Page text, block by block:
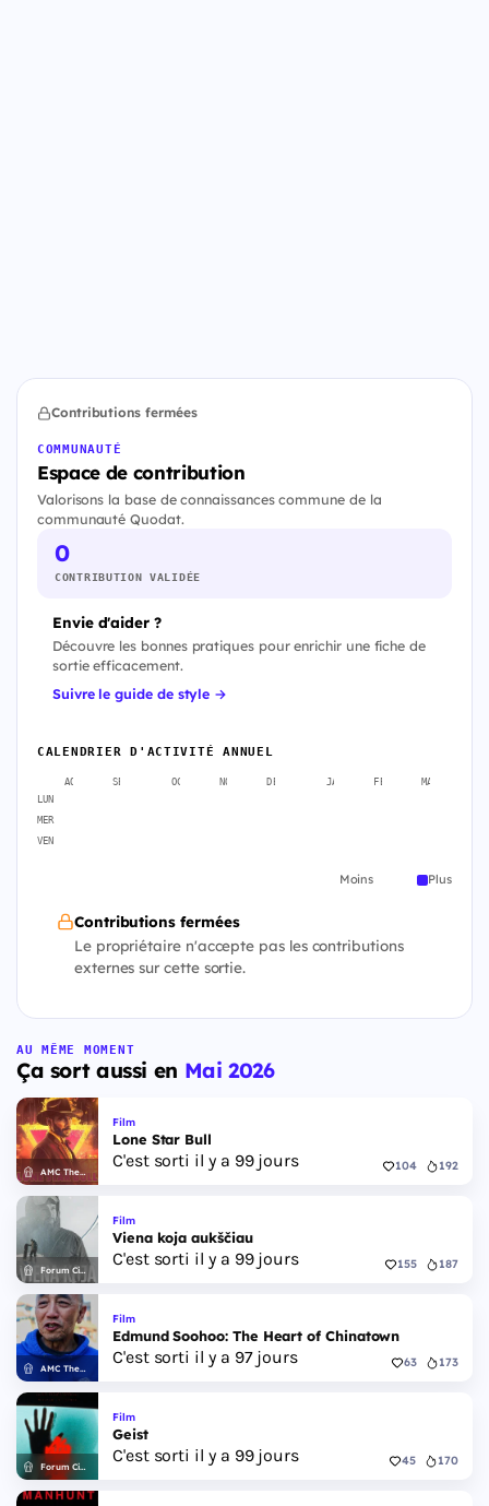
Contributions fermées
COMMUNAUTÉ
Espace de contribution
Valorisons la base de connaissances commune de la
communauté Quodat.
0
CONTRIBUTION VALIDÉE
Envie d'aider ?
Découvre les bonnes pratiques pour enrichir une fiche de
sortie efficacement.
Suivre le guide de style →
CALENDRIER D'ACTIVITÉ ANNUEL
AOÛT SEPT. OCT. NOV. DÉC. JANV. FÉVR. MARS
LUN
MER
VEN
Moins Plus
Contributions fermées
Le propriétaire n'accepte pas les contributions
externes sur cette sortie.
AU MÊME MOMENT
Ça sort aussi en Mai 2026
AMC Theatres
Film
Lone Star Bull
C'est sorti il y a 99 jours 104 192
Forum Cinemas
Film
Viena koja aukščiau
C'est sorti il y a 99 jours 155 187
AMC Theatres
Film
Edmund Soohoo: The Heart of Chinatown
C'est sorti il y a 97 jours 63 173
Forum Cinemas
Film
Geist
C'est sorti il y a 99 jours 45 170